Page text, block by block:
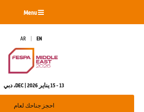
Menu
EN
AR
13 - 15 يناير 2026 | DEC، دبي
احجز جناحك لعام